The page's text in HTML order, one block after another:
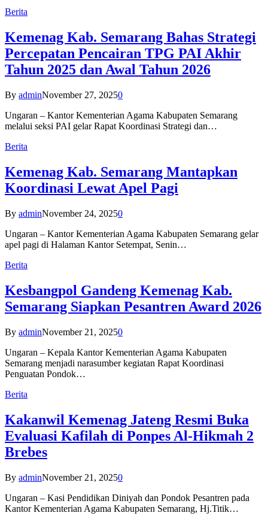
Berita
Kemenag Kab. Semarang Bahas Strategi
Percepatan Pencairan TPG PAI Akhir
Tahun 2025 dan Awal Tahun 2026
By adminNovember 27, 20250
Ungaran – Kantor Kementerian Agama Kabupaten Semarang
melalui seksi PAI gelar Rapat Koordinasi Strategi dan…
Berita
Kemenag Kab. Semarang Mantapkan
Koordinasi Lewat Apel Pagi
By adminNovember 24, 20250
Ungaran – Kantor Kementerian Agama Kabupaten Semarang gelar
apel pagi di Halaman Kantor Setempat, Senin…
Berita
Kesbangpol Gandeng Kemenag Kab.
Semarang Siapkan Pesantren Award 2026
By adminNovember 21, 20250
Ungaran – Kepala Kantor Kementerian Agama Kabupaten
Semarang menjadi narasumber kegiatan Rapat Koordinasi
Penguatan Pondok…
Berita
Kakanwil Kemenag Jateng Resmi Buka
Evaluasi Kafilah di Ponpes Al-Hikmah 2
Brebes
By adminNovember 21, 20250
Ungaran – Kasi Pendidikan Diniyah dan Pondok Pesantren pada
Kantor Kementerian Agama Kabupaten Semarang, Hj.Titik…